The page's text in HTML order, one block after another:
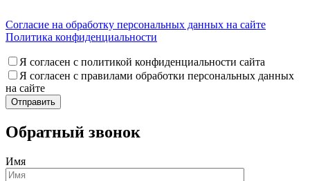
Согласие на обработку персональных данных на сайте
Политика конфиденциальности
Я согласен с политикой конфиденциальности сайта
Я согласен с правилами обработки персональных данных
на сайте
Обратный звонок
Имя